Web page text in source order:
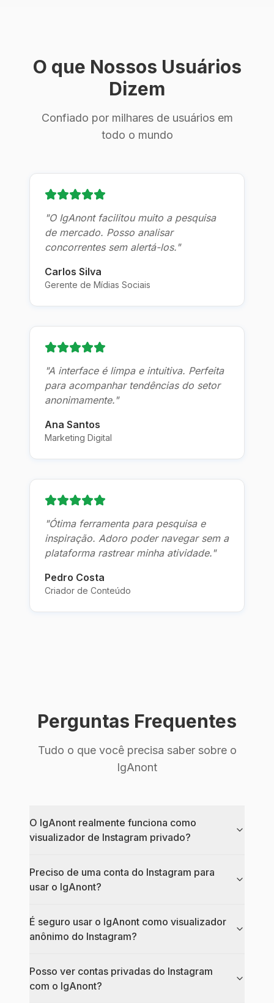
O que Nossos Usuários
Dizem
Confiado por milhares de usuários em
todo o mundo
"O IgAnont facilitou muito a pesquisa
de mercado. Posso analisar
concorrentes sem alertá-los."
Carlos Silva
Gerente de Mídias Sociais
"A interface é limpa e intuitiva. Perfeita
para acompanhar tendências do setor
anonimamente."
Ana Santos
Marketing Digital
"Ótima ferramenta para pesquisa e
inspiração. Adoro poder navegar sem a
plataforma rastrear minha atividade."
Pedro Costa
Criador de Conteúdo
Perguntas Frequentes
Tudo o que você precisa saber sobre o
IgAnont
O IgAnont realmente funciona como
visualizador de Instagram privado?
Preciso de uma conta do Instagram para
usar o IgAnont?
É seguro usar o IgAnont como visualizador
anônimo do Instagram?
Posso ver contas privadas do Instagram
com o IgAnont?